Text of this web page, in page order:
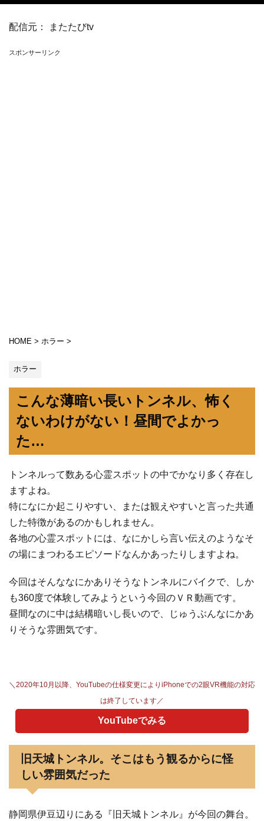
配信元： またたびtv
スポンサーリンク
HOME > ホラー >
ホラー
こんな薄暗い長いトンネル、怖く
ないわけがない！昼間でよかっ
た…
トンネルって数ある心霊スポットの中でかなり多く存在し
ますよね。
特になにか起こりやすい、または観えやすいと言った共通
した特徴があるのかもしれません。
各地の心霊スポットには、なにかしら言い伝えのようなそ
の場にまつわるエピソードなんかあったりしますよね。
今回はそんななにかありそうなトンネルにバイクで、しか
も360度で体験してみようという今回のＶＲ動画です。
昼間なのに中は結構暗いし長いので、じゅうぶんなにかあ
りそうな雰囲気です。
＼2020年10月以降、YouTubeの仕様変更によりiPhoneでの2眼VR機能の対応
は終了しています／
YouTubeでみる
旧天城トンネル。そこはもう観るからに怪
しい雰囲気だった
静岡県伊豆辺りにある『旧天城トンネル』が今回の舞台。